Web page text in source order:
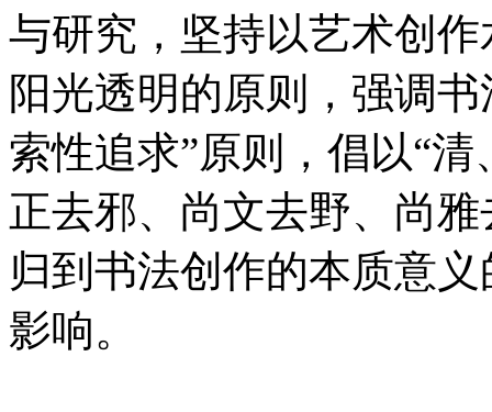
与研究，坚持以艺术创
阳光透明的原则，强调
索性追求”原则，倡以“
正去邪、尚文去野、尚
归到书法创作的本质意
影响。